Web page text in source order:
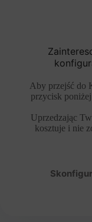
Aby przejść
przycisk
Uprzedzając
kosztuje i nie